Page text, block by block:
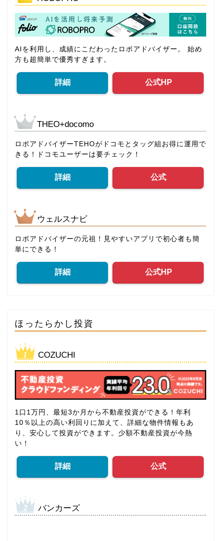
AIを利用し、成績にこだわったロボアドバイザー。 始め
方も超簡単で優秀すぎます。
詳細 公式HP
THEO+docomo
ロボアドバイザーTEHOがドコモとタッグ組お得に運用で
きる！ドコモユーザーは要チェック！
詳細 公式
ウェルスナビ
ロボアドバイザーの元祖！見やすいアプリで初心者も簡
単にできる！
詳細 公式HP
ほったらかし投資
COZUCHI
1口1万円、最短3か月から不動産投資ができる！年利
10％以上の高い利回りに加えて、詳細な物件情報もあ
り、安心して投資ができます。少額不動産投資が今熱
い！
詳細 公式
バンカーズ